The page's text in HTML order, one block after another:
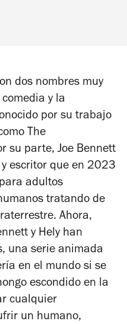
dos nombres muy
y la
por su trabajo
The
su parte, Joe Bennett
escritor que en 2023
adultos
tratando de
Ahora,
y Hely han
, una serie animada
en el mundo si se
escondido en la
cualquier
un humano,